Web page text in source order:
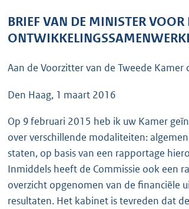
BRIEF VAN DE MINISTER
Aan de Voorzitter van de Tweede Kamer
Den Haag, 1 maart 2016
Op 9 februari 2015 heb ik uw Kamer
over verschillende modaliteiten:
staten, op basis van een rapportage
Inmiddels heeft de Commissie ook een
overzicht opgenomen van de financiële
resultaten. Het kabinet is tevreden dat